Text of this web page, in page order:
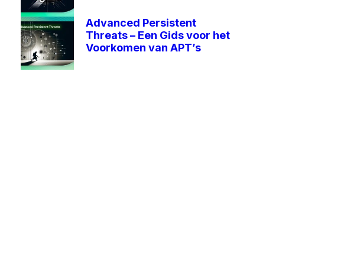
Advanced Persistent
Threats – Een Gids voor het
Voorkomen van APT’s